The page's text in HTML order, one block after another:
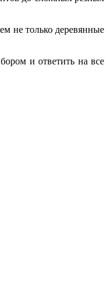
не только деревянные
и ответить на все